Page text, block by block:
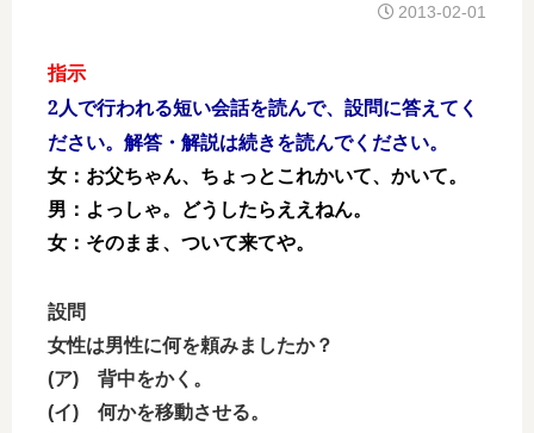
2013-02-01
指示
2人で行われる短い会話を読んで、設問に答えてく
ださい。解答・解説は続きを読んでください。
女：お父ちゃん、ちょっとこれかいて、かいて。
男：よっしゃ。どうしたらええねん。
女：そのまま、ついて来てや。
設問
女性は男性に何を頼みましたか？
(ア) 背中をかく。
(イ) 何かを移動させる。